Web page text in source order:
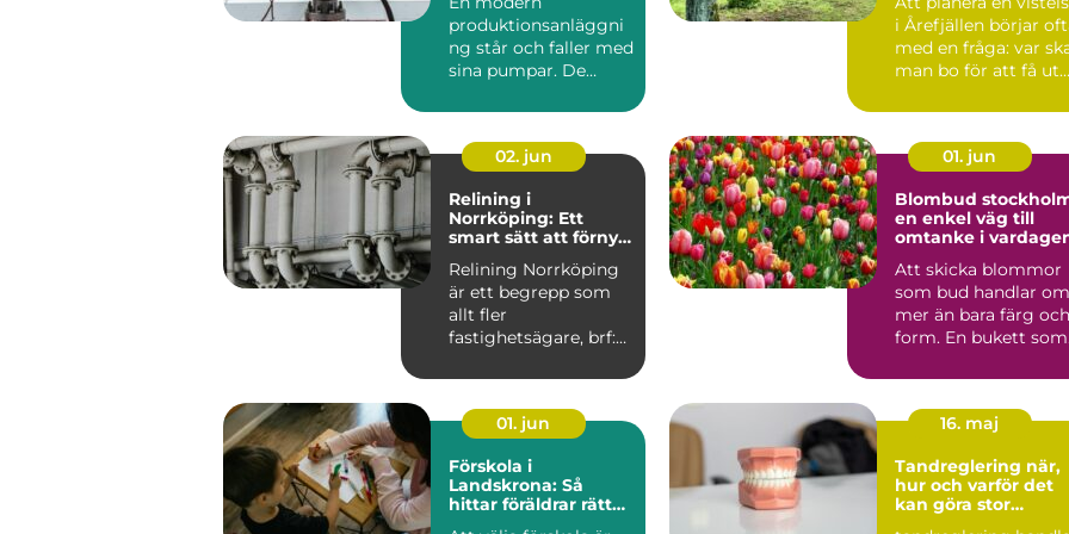
produktionsanläggni
ng står och faller med
sina pumpar. De
i Årefjällen börjar
med en fråga: var
man bo för att få ut
02. jun
Relining i
Norrköping: Ett
smart sätt att förnya
Relining Norrköping
är ett begrepp som
allt fler
fastighetsägare, brf:er
01. jun
Blombud
en enkel väg till
omtanke i
Att skicka blommor
som bud handlar om
mer än bara färg och
form. En bukett som
dör...
01. jun
Förskola i
Landskrona: Så
hittar föräldrar rätt
16. maj
Tandreglering när,
hur och varför det
kan göra stor